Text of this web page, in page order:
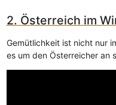
2. Österreich im
Gemütlichkeit ist nicht nur
es um den Österreicher an